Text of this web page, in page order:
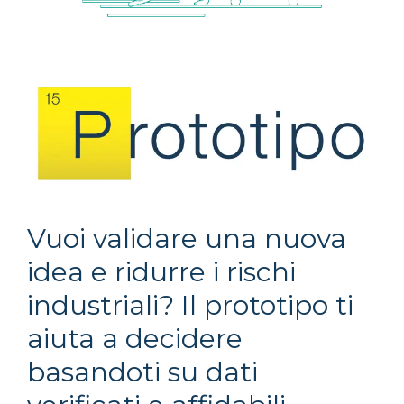
Vuoi validare una nuova
idea e ridurre i rischi
industriali? Il prototipo ti
aiuta a decidere
basandoti su dati